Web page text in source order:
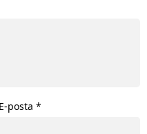
E-posta*